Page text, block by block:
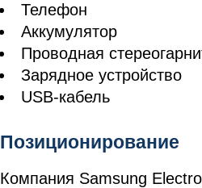
Телефон
Аккумулятор
Проводная
Зарядное устройство
USB-кабель
Позиционирование
Компания Samsung